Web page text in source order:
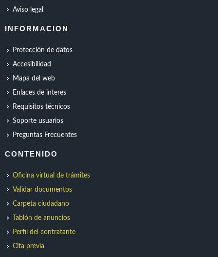
Aviso legal
INFORMACION
Protección de datos
Accesibilidad
Mapa del web
Enlaces de interes
Requisitos técnicos
Soporte usuarios
Preguntas Frecuentes
CONTENIDO
Oficina virtual de trámites
Validar documentos
Carpeta ciudadano
Tablón de anuncios
Perfil del contratante
Cita previa